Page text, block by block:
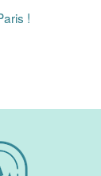
!